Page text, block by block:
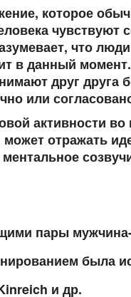
которое
что
в данный
друг друга
или
активности
отражать
пары
была
и др.